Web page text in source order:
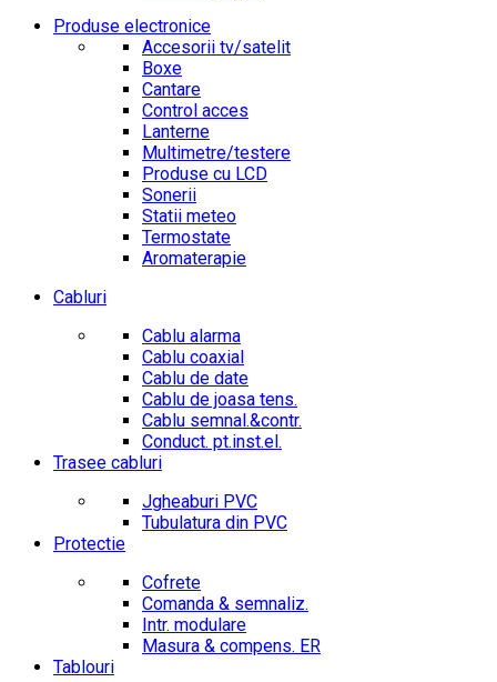
Produse electronice
Accesorii tv/satelit
Boxe
Cantare
Control acces
Lanterne
Multimetre/testere
Produse cu LCD
Sonerii
Statii meteo
Termostate
Aromaterapie
Cabluri
Cablu alarma
Cablu coaxial
Cablu de date
Cablu de joasa tens.
Cablu semnal.&contr.
Conduct. pt.inst.el.
Trasee cabluri
Jgheaburi PVC
Tubulatura din PVC
Protectie
Cofrete
Comanda & semnaliz.
Intr. modulare
Masura & compens. ER
Tablouri